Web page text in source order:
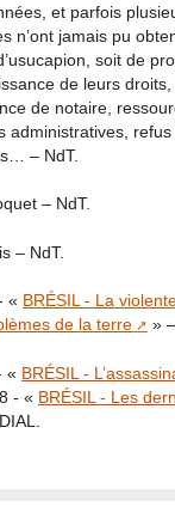
et parfois
n’ont jamais pu
soit de
de leurs
de notaire,
administratives,
– NdT.
– NdT.
– NdT.
« BRÉSIL - La
de la terre
»
« BRÉSIL -
- « BRÉSIL - Les